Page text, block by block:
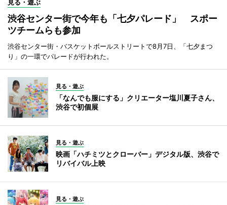
見る・遊ぶ
渋谷センター街で今年も「七夕パレード」 スポー
ツチームらも参加
渋谷センター街・バスケットボールストリートで8月7日、「七夕まつ
り」の一環でパレードが行われた。
見る・遊ぶ
「なんでも服にする」クリエーター塩川夏子さん、
渋谷で初個展
見る・遊ぶ
映画「ハチミツとクローバー」デジタル版、渋谷で
リバイバル上映
見る・遊ぶ